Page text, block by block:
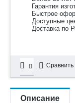
Гарантия
Быстрое
Доступные
Доставка по
Сравнить
Описание